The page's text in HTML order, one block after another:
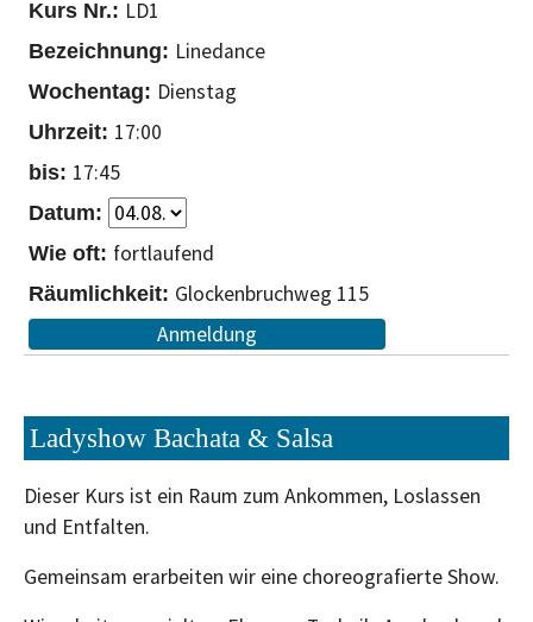
LD1
Linedance
Dienstag
17:00
17:45
fortlaufend
Glockenbruchweg 115
Anmeldung
Ladyshow Bachata & Salsa
Dieser Kurs ist ein Raum zum Ankommen, Loslassen
und Entfalten.
Gemeinsam erarbeiten wir eine choreografierte Show.